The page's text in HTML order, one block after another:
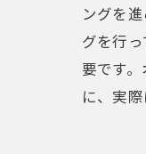
ングを
グを行
要です
に、実